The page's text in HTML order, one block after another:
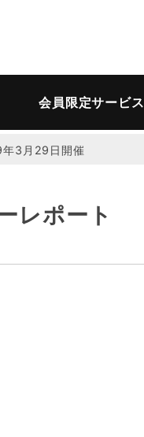
会員限定サービス
3月29日開催
レポート